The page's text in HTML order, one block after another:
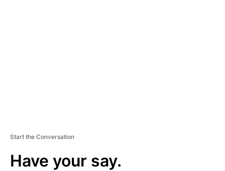
Start the Conversation
Have your say.